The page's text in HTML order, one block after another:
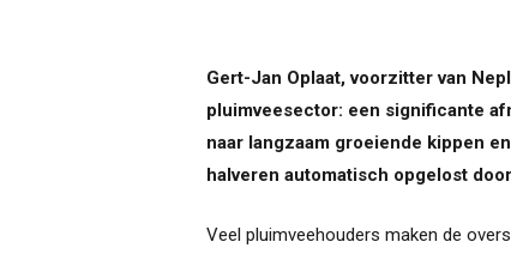
Gert-Jan Oplaat, voorzitter van
pluimveesector: een significante
naar langzaam groeiende kippen
halveren automatisch opgelost
Veel pluimveehouders maken de